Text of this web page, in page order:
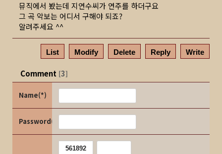
뮤직에서 봤는데 지연수씨가 연주를 하더구요
그 곡 악보는 어디서 구해야 되죠?
알려주세요 ^^
List Modify Delete Reply Write
Comment [3]
Name(*)
Password(*)